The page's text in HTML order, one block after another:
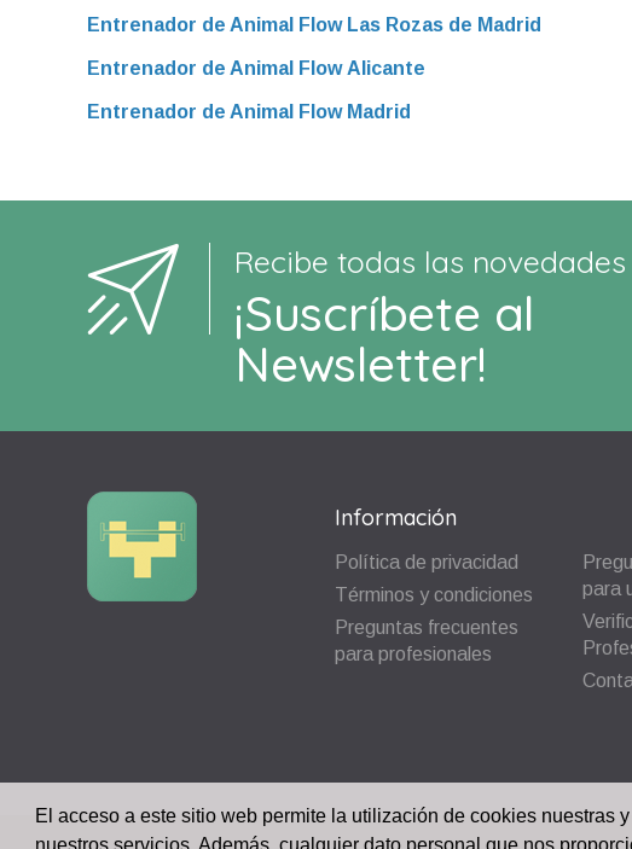
Entrenador de Animal Flow Las Rozas de Madrid
Entrenador de Animal Flow Alicante
Entrenador de Animal Flow Madrid
Recibe todas las
¡Suscríbete al
Newsletter!
Información
Política de privacidad
Términos y condiciones
Preguntas frecuentes
para profesionales
para
El acceso a este sitio web permite la utilización de cookies nuestras
nuestros servicios. Además, cualquier dato personal que nos